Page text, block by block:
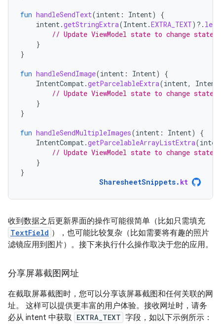
fun handleSendText(intent : Intent)
{
intent.getStringExtra(Intent.EXTRA_TEXT) ?. let
// Update ViewModel state to change state
}
}
fun handleSendImage(intent : Intent)
{
IntentCompat.getParcelableExtra(intent, Intent
// Update ViewModel state to change state
}
}
fun handleSendMultipleImages(intent : Intent)
{
IntentCompat.getParcelableArrayListExtra(
// Update ViewModel state to change state
}
}
SharesheetSnippets. kt
收到数据之后更新界面的操作可能很简单（比如只需填充
TextField ），也可能比较复杂（比如需要将有趣的照片
滤镜应用到图片）。接下来执行什么操作取决于您的应用。
分享屏幕截图网址
在截取屏幕截图时，您可以分享该屏幕截图和任何关联的网
址。 这样可以提供更丰富的用户体验。接收网址时，请务
必从 intent 中获取 EXTRA_TEXT 字段，如以下示例所示：